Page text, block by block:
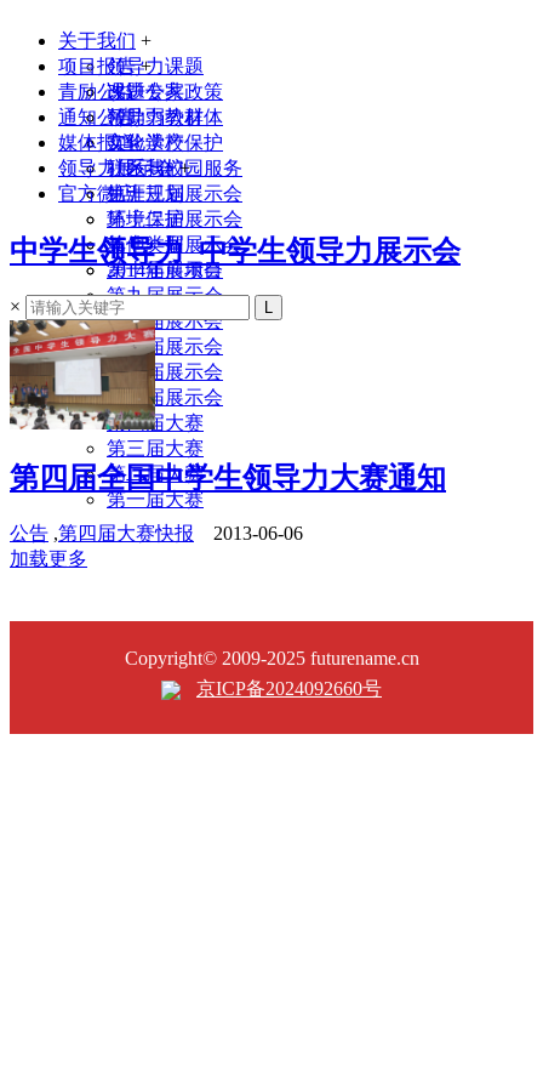
关于我们 +
领导力课题
课题专家
领导力教材
实验学校
联系我们
项目报告 +
改进公共政策
帮助弱势群体
文化遗产保护
社区与校园服务
生涯规划
环境保护
其他类型
2014年前项目
青励公益
通知公告
媒体报道
领导力展示会 +
第十三届展示会
第十二届展示会
第十一届展示会
第十届展示会
第九届展示会
第八届展示会
第七届展示会
第六届展示会
第五届展示会
第四届大赛
第三届大赛
第二届大赛
第一届大赛
官方微店
中学生领导力_中学生领导力展示会
×
第四届全国中学生领导力大赛通知
公告 ,第四届大赛快报 2013-06-06
加载更多
Copyright© 2009-2025 futurename.cn
京ICP备2024092660号